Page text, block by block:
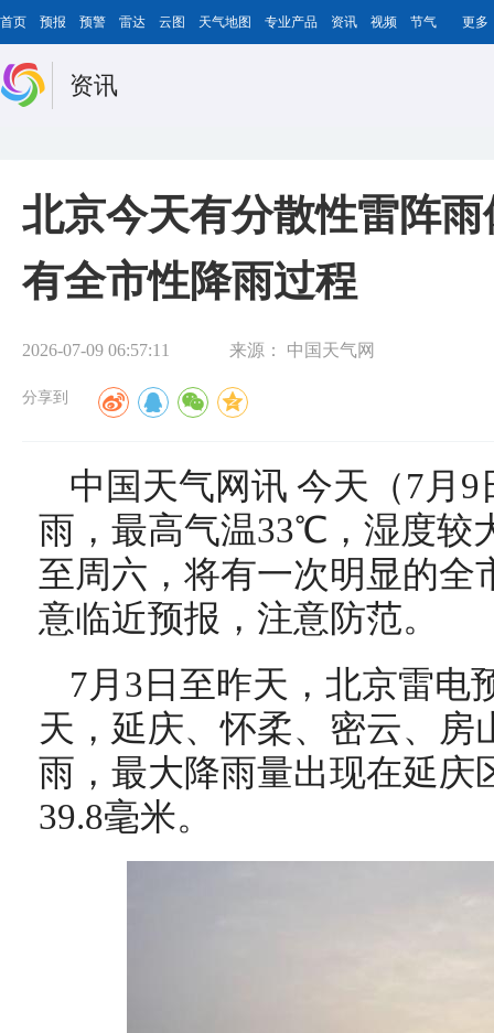
首页 预报 预警 雷达 云图 天气地图 专业产品 资讯 视频 节气 更多
资讯
北京今天有分散性雷阵
有全市性降雨过程
2026-07-09 06:57:11 来源： 中国天气网
分享到
中国天气网讯 今天（7月
雨，最高气温33℃，湿度较
至周六，将有一次明显的全
意临近预报，注意防范。
7月3日至昨天，北京雷电
天，延庆、怀柔、密云、房
雨，最大降雨量出现在延庆
39.8毫米。